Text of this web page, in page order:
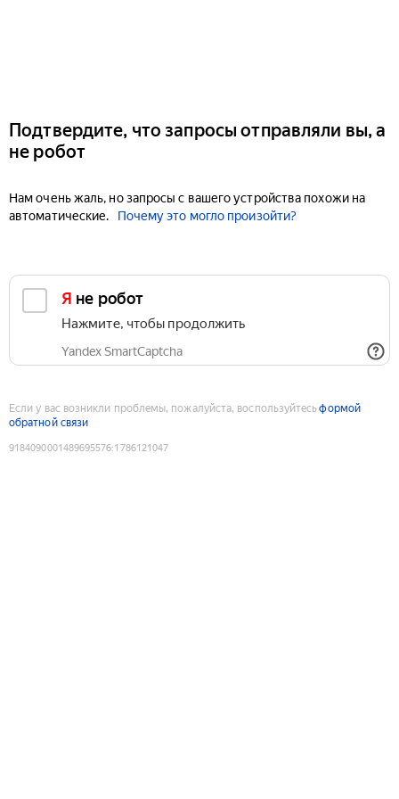
Подтвердите, что запросы отправляли вы, а
не робот
Нам очень жаль, но запросы с вашего устройства похожи на
автоматические.
Почему это могло произойти?
Я не робот
Нажмите, чтобы продолжить
Yandex SmartCaptcha
Если у вас возникли проблемы, пожалуйста, воспользуйтесьформой
обратной связи
9184090001489695576:1786121047